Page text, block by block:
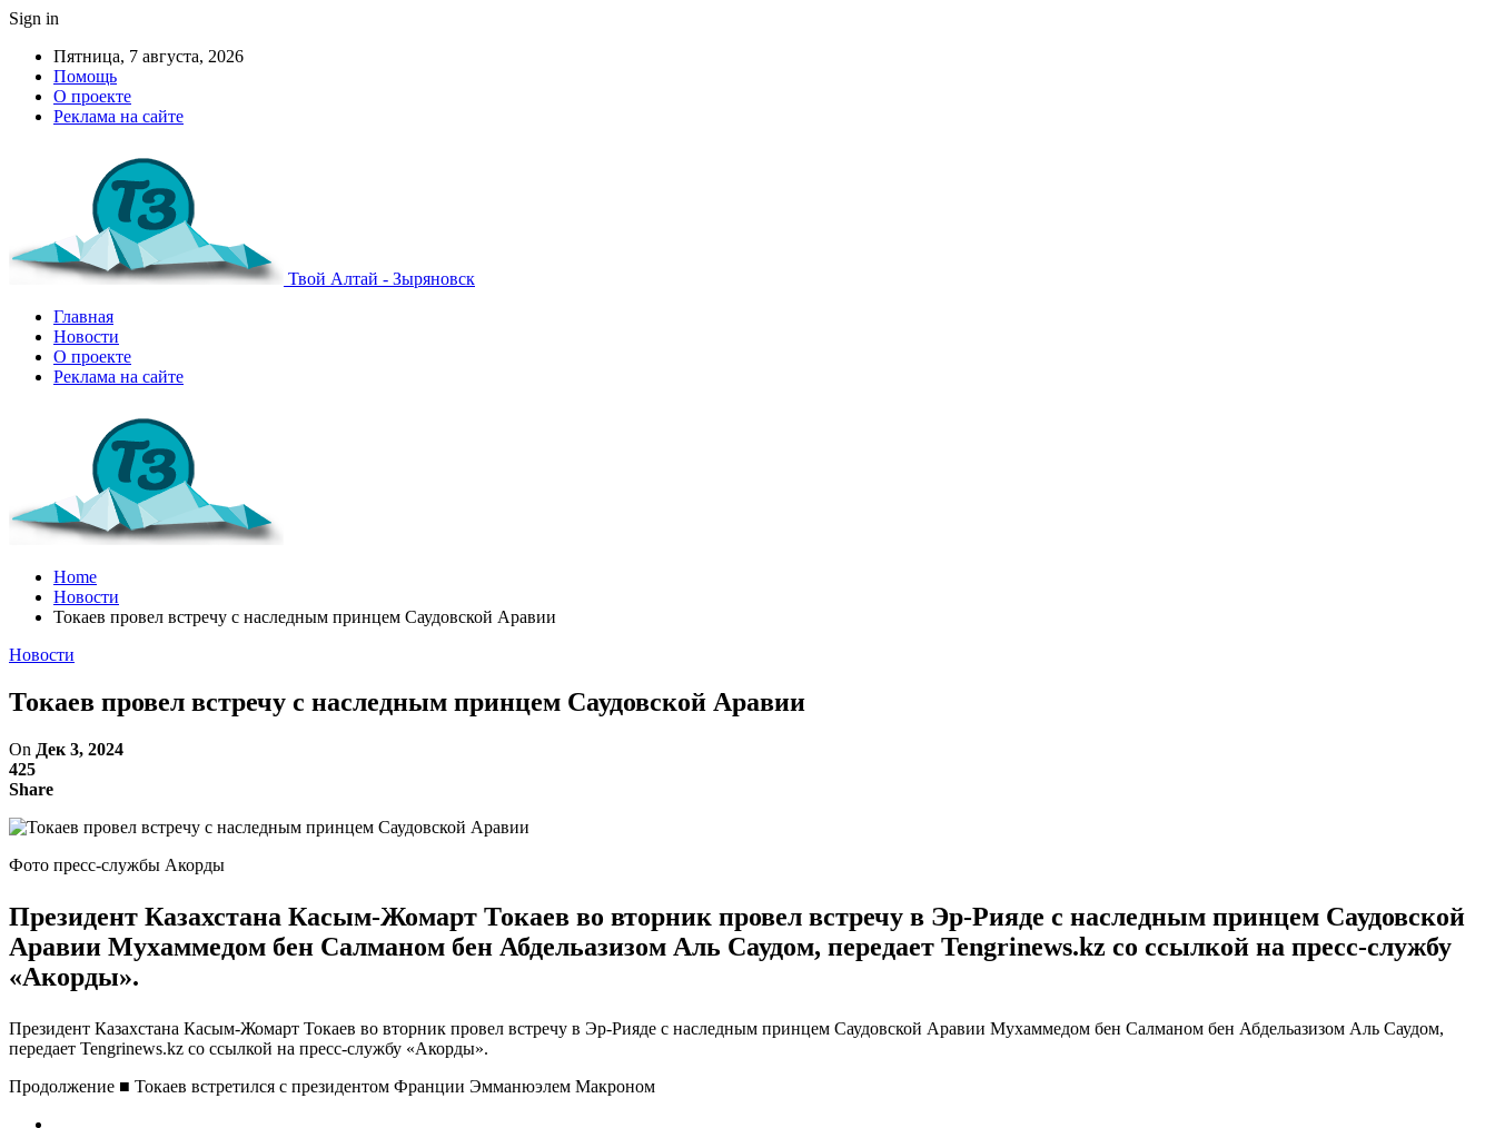
Sign in
Пятница, 7 августа, 2026
Помощь
О проекте
Реклама на сайте
Твой Алтай - Зыряновск
Главная
Новости
О проекте
Реклама на сайте
Home
Новости
Токаев провел встречу с наследным принцем Саудовской Аравии
Новости
Токаев провел встречу с наследным принцем Саудовской Аравии
On Дек 3, 2024
425
Share
Фото пресс-службы Акорды
Президент Казахстана Касым-Жомарт Токаев во вторник провел встречу в Эр-Рияде с наследным принцем Саудовской
Аравии Мухаммедом бен Салманом бен Абдельазизом Аль Саудом, передает Tengrinews.kz со ссылкой на пресс-службу
«Акорды».
Президент Казахстана Касым-Жомарт Токаев во вторник провел встречу в Эр-Рияде с наследным принцем Саудовской Аравии Мухаммедом бен Салманом бен Абдельазизом Аль Саудом,
передает Tengrinews.kz со ссылкой на пресс-службу «Акорды».
Продолжение ■ Токаев встретился с президентом Франции Эмманюэлем Макроном